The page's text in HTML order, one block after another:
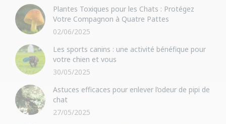
Plantes Toxiques pour les Chats : Protégez
Votre Compagnon à Quatre Pattes
02/06/2025
Les sports canins : une activité bénéfique pour
votre chien et vous
30/05/2025
Astuces efficaces pour enlever l’odeur de pipi de
chat
27/05/2025